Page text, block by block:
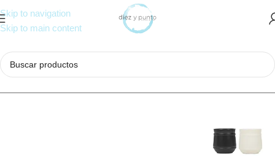
Skip to navigation
Skip to main content